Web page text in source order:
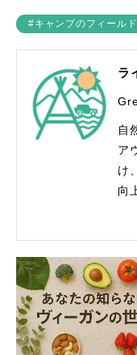
#キャンプのフィールド
ラ
自
ア
け
向